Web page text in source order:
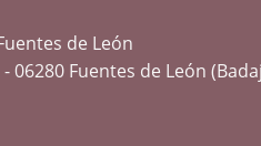
de León
06280 Fuentes de León